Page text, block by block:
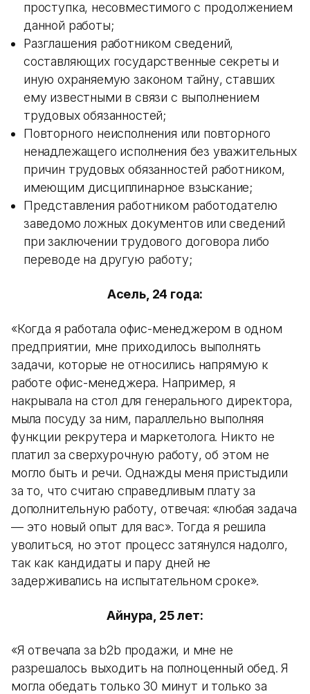
проступка, несовместимого с продолжением
данной работы;
Разглашения работником сведений,
составляющих государственные секреты и
иную охраняемую законом тайну, ставших
ему известными в связи с выполнением
трудовых обязанностей;
Повторного неисполнения или повторного
ненадлежащего исполнения без уважительных
причин трудовых обязанностей работником,
имеющим дисциплинарное взыскание;
Представления работником работодателю
заведомо ложных документов или сведений
при заключении трудового договора либо
переводе на другую работу;
Асель, 24 года:
«Когда я работала офис-менеджером в одном
предприятии, мне приходилось выполнять
задачи, которые не относились напрямую к
работе офис-менеджера. Например, я
накрывала на стол для генерального директора,
мыла посуду за ним, параллельно выполняя
функции рекрутера и маркетолога. Никто не
платил за сверхурочную работу, об этом не
могло быть и речи. Однажды меня пристыдили
за то, что считаю справедливым плату за
дополнительную работу, отвечая: «любая задача
— это новый опыт для вас». Тогда я решила
уволиться, но этот процесс затянулся надолго,
так как кандидаты и пару дней не
задерживались на испытательном сроке».
Айнура, 25 лет:
«Я отвечала за b2b продажи, и мне не
разрешалось выходить на полноценный обед. Я
могла обедать только 30 минут и только за